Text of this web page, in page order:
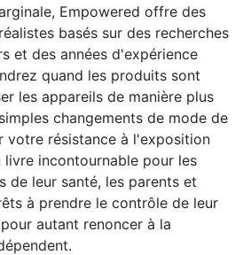
Empowered offre des
basés sur des recherches
et des années d'expérience
quand les produits sont
les appareils de manière plus
changements de mode de
votre résistance à l'exposition
incontournable pour les
de leur santé, les parents et
à prendre le contrôle de leur
autant renoncer à la